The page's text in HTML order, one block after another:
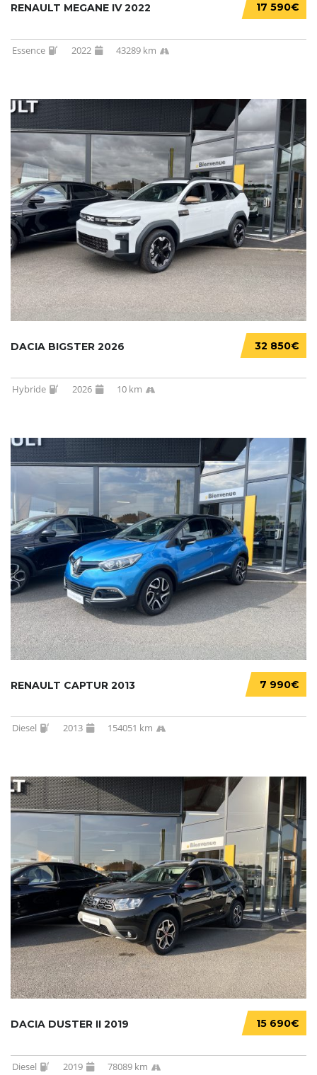
17 590€
RENAULT MEGANE IV 2022
Essence 2022 43289 km
32 850€
DACIA BIGSTER 2026
Hybride 2026 10 km
7 990€
RENAULT CAPTUR 2013
Diesel 2013 154051 km
15 690€
DACIA DUSTER II 2019
Diesel 2019 78089 km